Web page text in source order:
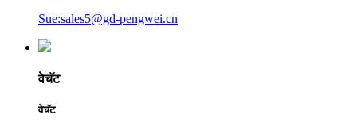
Sue:sales5@gd-pengwei.cn
वेचॅट
वेचॅट